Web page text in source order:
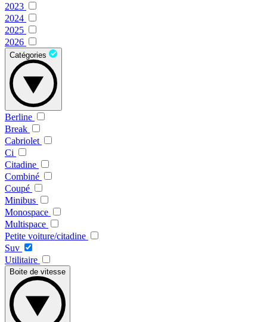
2023
2024
2025
2026
Catégories
Berline
Break
Cabriolet
Ci
Citadine
Combiné
Coupé
Minibus
Monospace
Multispace
Petite voiture/citadine
Suv
Utilitaire
Boite de vitesse